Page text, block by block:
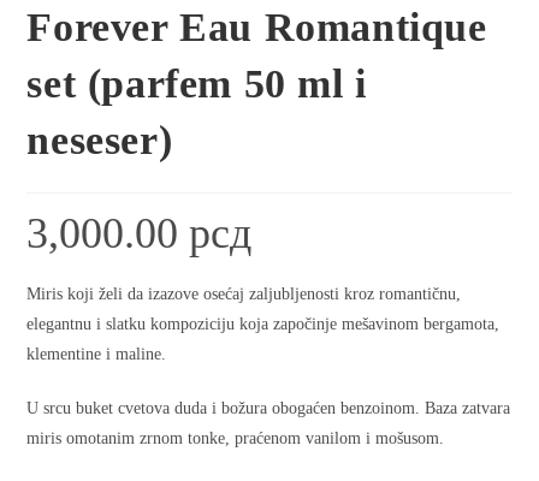
Forever Eau Romantique
set (parfem 50 ml i
neseser)
3,000.00рсд
Miris koji želi da izazove osećaj zaljubljenosti kroz romantičnu,
elegantnu i slatku kompoziciju koja započinje mešavinom bergamota,
klementine i maline.
U srcu buket cvetova duda i božura obogaćen benzoinom. Baza zatvara
miris omotanim zrnom tonke, praćenom vanilom i mošusom.